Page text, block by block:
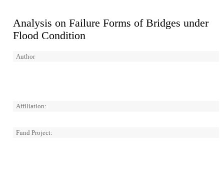
Analysis on Failure Forms of Bridges under
Flood Condition
Author
Affiliation:
Fund Project: